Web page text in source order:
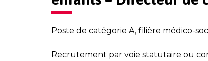
Poste de catégorie A, filière médico-
Recrutement par voie statutaire ou